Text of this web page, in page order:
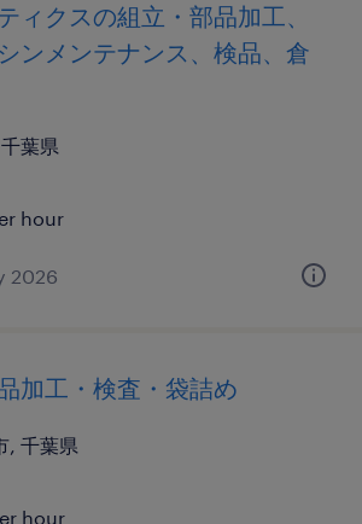
ィクスの組立・部品加工、
ンメンテナンス、検品、倉
葉県
hour
2026
加工・検査・袋詰め
, 千葉県
hour